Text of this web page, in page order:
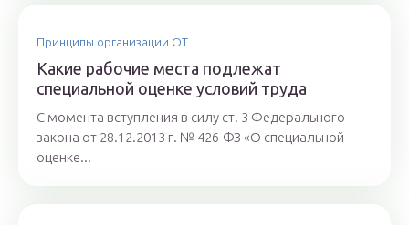
Принципы организации ОТ
Какие рабочие места подлежат
специальной оценке условий труда
С момента вступления в силу ст. 3 Федерального
закона от 28.12.2013 г. № 426-ФЗ «О специальной
оценке...